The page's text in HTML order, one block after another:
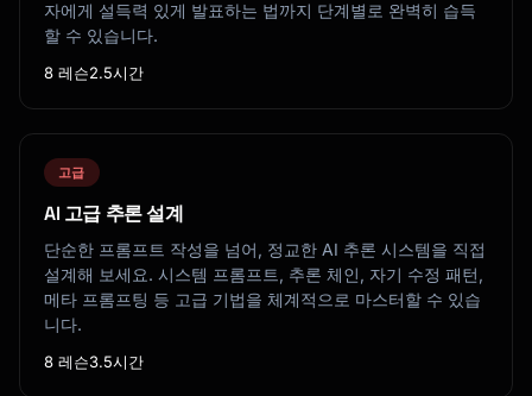
자에게 설득력 있게 발표하는 법까지 단계별로 완벽히 습득
할 수 있습니다.
8 레슨2.5시간
고급
AI 고급 추론 설계
단순한 프롬프트 작성을 넘어, 정교한 AI 추론 시스템을 직접
설계해 보세요. 시스템 프롬프트, 추론 체인, 자기 수정 패턴,
메타 프롬프팅 등 고급 기법을 체계적으로 마스터할 수 있습
니다.
8 레슨3.5시간